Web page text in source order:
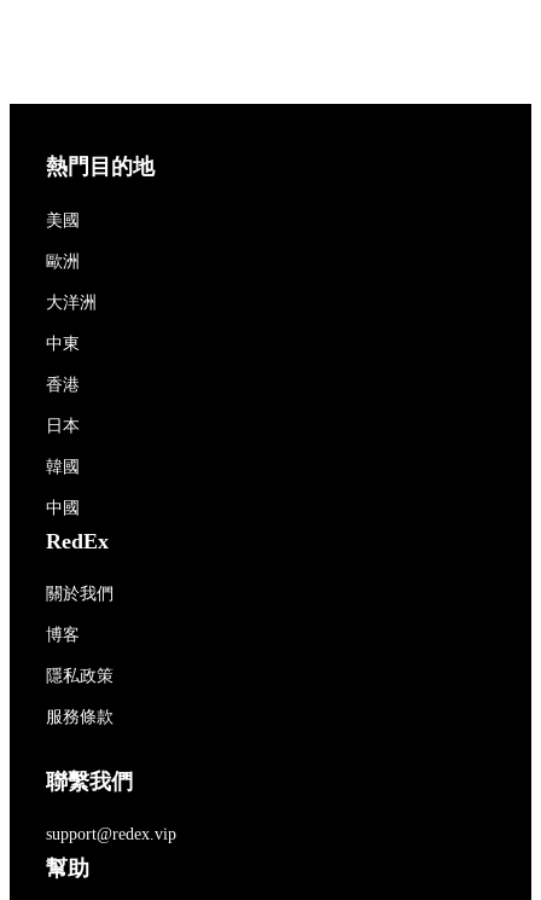
熱門目的地
美國
歐洲
大洋洲
中東
香港
日本
韓國
中國
RedEx
關於我們
博客
隱私政策
服務條款
聯繫我們
support@redex.vip
幫助